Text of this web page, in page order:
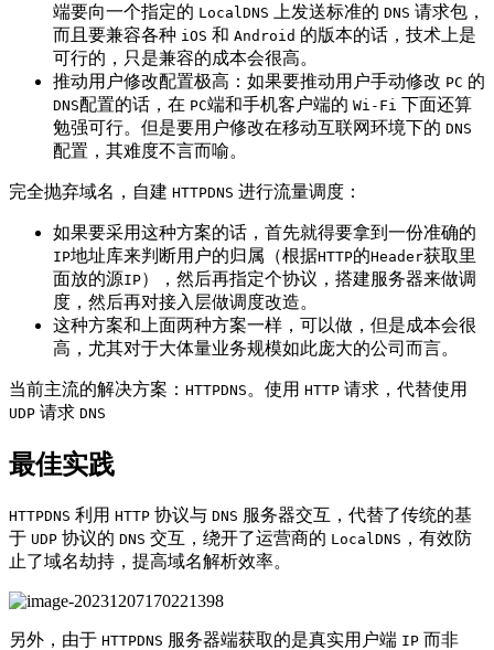
端要向一个指定的 LocalDNS 上发送标准的 DNS 请求包，
而且要兼容各种 iOS 和 Android 的版本的话，技术上是
可行的，只是兼容的成本会很高。
推动用户修改配置极高：如果要推动用户手动修改 PC 的
DNS配置的话，在 PC端和手机客户端的 Wi-Fi 下面还算
勉强可行。但是要用户修改在移动互联网环境下的 DNS
配置，其难度不言而喻。
完全抛弃域名，自建 HTTPDNS 进行流量调度：
如果要采用这种方案的话，首先就得要拿到一份准确的
IP地址库来判断用户的归属（根据HTTP的Header获取里
面放的源IP），然后再指定个协议，搭建服务器来做调
度，然后再对接入层做调度改造。
这种方案和上面两种方案一样，可以做，但是成本会很
高，尤其对于大体量业务规模如此庞大的公司而言。
当前主流的解决方案： HTTPDNS 。使用 HTTP 请求，代替使用
UDP 请求 DNS
最佳实践
HTTPDNS 利用 HTTP 协议与 DNS 服务器交互，代替了传统的基
于 UDP 协议的 DNS 交互，绕开了运营商的 LocalDNS ，有效防
止了域名劫持，提高域名解析效率。
另外，由于 HTTPDNS 服务器端获取的是真实用户端 IP 而非